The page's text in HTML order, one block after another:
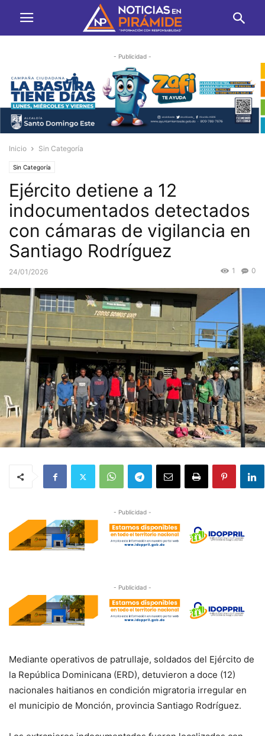
- Publicidad -
Inicio Sin Categoría
Sin Categoría
Ejército detiene a 12
indocumentados detectados
con cámaras de vigilancia en
Santiago Rodríguez
24/01/2026 0
1
- Publicidad -
- Publicidad -
Mediante operativos de patrullaje, soldados del Ejército de
la República Dominicana (ERD), detuvieron a doce (12)
nacionales haitianos en condición migratoria irregular en
el municipio de Monción, provincia Santiago Rodríguez.